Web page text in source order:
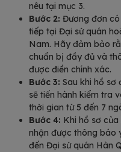
nêu tại mục 3.
Bước 2: Đương đơn
tiếp tại Đại sứ quán
Nam. Hãy đảm bảo
chuẩn bị đầy đủ và
được điền chính xác.
Bước 3: Sau khi hồ sơ
sẽ tiến hành kiểm tra
thời gian từ 5 đến 7
Bước 4: Khi hồ sơ
nhận được thông báo
đến Đại sứ quán Hàn